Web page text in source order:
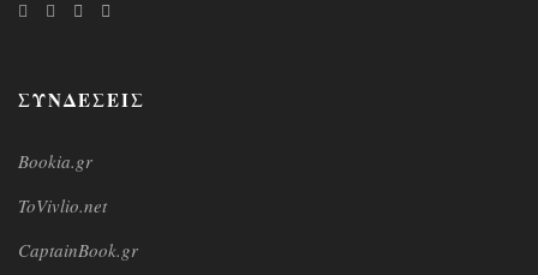
ΣΥΝΔΕΣΕΙΣ
Bookia.gr
ToVivlio.net
CaptainBook.gr